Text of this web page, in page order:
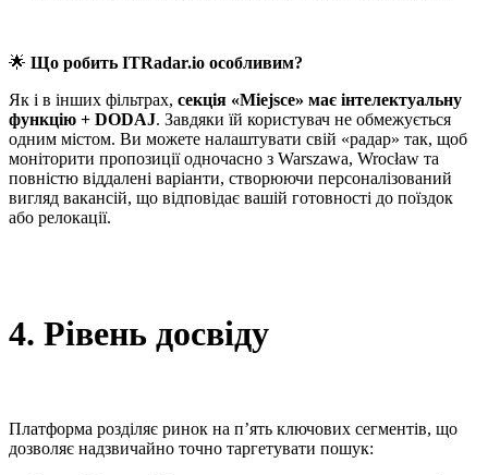
🌟 Що робить ITRadar.io особливим?
Як і в інших фільтрах, секція «Miejsce» має інтелектуальну
функцію + DODAJ. Завдяки їй користувач не обмежується
одним містом. Ви можете налаштувати свій «радар» так, щоб
моніторити пропозиції одночасно з Warszawa, Wrocław та
повністю віддалені варіанти, створюючи персоналізований
вигляд вакансій, що відповідає вашій готовності до поїздок
або релокації.
4. Рівень досвіду
Платформа розділяє ринок на п’ять ключових сегментів, що
дозволяє надзвичайно точно таргетувати пошук: